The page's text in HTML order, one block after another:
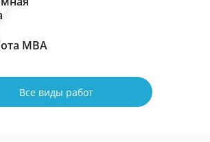
МВА
Все виды работ